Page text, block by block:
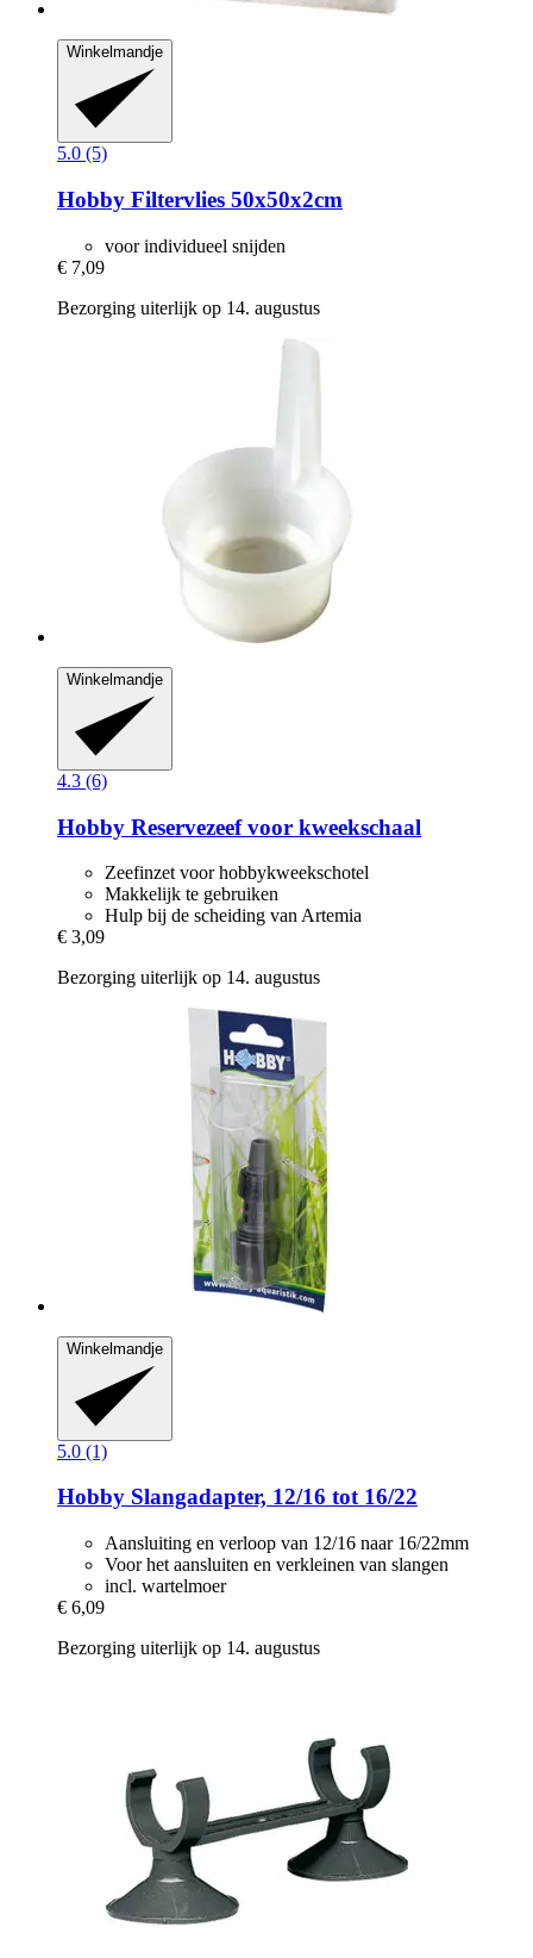
Winkelmandje
5.0 (5)
Hobby Filtervlies 50x50x2cm
voor individueel snijden
€ 7,09
Bezorging uiterlijk op 14. augustus
Winkelmandje
4.3 (6)
Hobby Reservezeef voor kweekschaal
Zeefinzet voor hobbykweekschotel
Makkelijk te gebruiken
Hulp bij de scheiding van Artemia
€ 3,09
Bezorging uiterlijk op 14. augustus
Winkelmandje
5.0 (1)
Hobby Slangadapter, 12/16 tot 16/22
Aansluiting en verloop van 12/16 naar 16/22mm
Voor het aansluiten en verkleinen van slangen
incl. wartelmoer
€ 6,09
Bezorging uiterlijk op 14. augustus